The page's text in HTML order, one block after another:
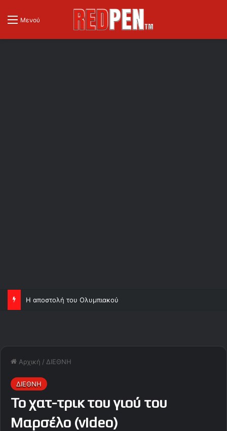
Μενού
Η αποστολή του Ολυμπιακού
Αρχική / ΔΙΕΘΝΗ
ΔΙΕΘΝΗ
Το χατ-τρικ του γιού του
Μαρσέλο (video)